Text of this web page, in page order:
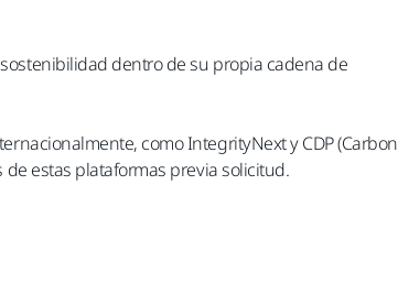
dentro de su propia cadena de
como IntegrityNext y CDP (Carbon
estas plataformas previa solicitud.